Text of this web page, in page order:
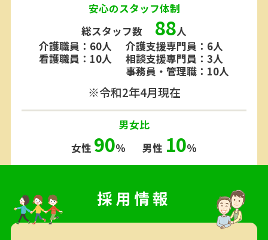
安心のスタッフ体制
総スタッフ数
88人
介護職員：60人
看護職員：10人
介護支援専門員：6人
相談支援専門員：3人
事務員・管理職：10人
※令和2年4月現在
男女比
女性 90％ 男性 10％
採用情報